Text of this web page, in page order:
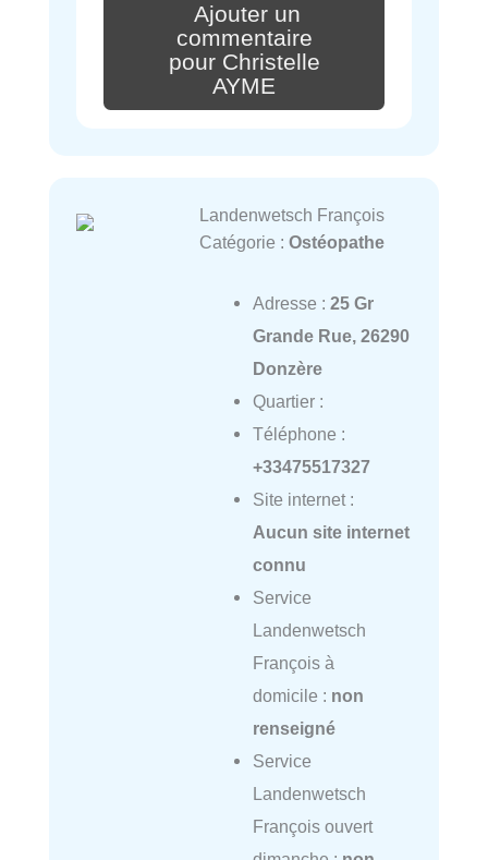
Ajouter un
commentaire
pour Christelle
AYME
Landenwetsch François
Catégorie : Ostéopathe
Adresse : 25 Gr
Grande Rue, 26290
Donzère
Quartier :
Téléphone :
+33475517327
Site internet :
Aucun site internet
connu
Service
Landenwetsch
François à
domicile : non
renseigné
Service
Landenwetsch
François ouvert